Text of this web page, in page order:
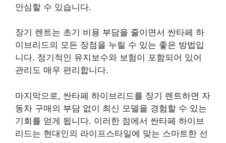
안심할 수 있습니다.
장기 렌트는 초기 비용 부담을 줄이면서 싼타페 하
이브리드의 모든 장점을 누릴 수 있는 좋은 방법입
니다. 정기적인 유지보수와 보험이 포함되어 있어
관리도 매우 편리합니다.
마지막으로, 싼타페 하이브리드를 장기 렌트하면 자
동차 구매의 부담 없이 최신 모델을 경험할 수 있는
기회를 얻게 됩니다. 이러한 점에서 싼타페 하이브
리드는 현대인의 라이프스타일에 맞는 스마트한 선